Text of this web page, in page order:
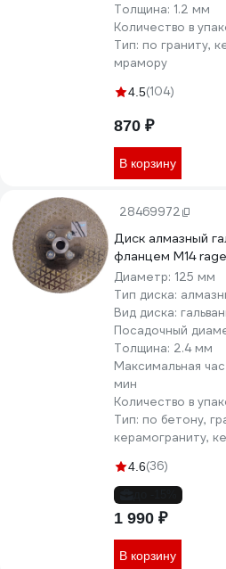
Толщина: 1.2 мм
Количество в
Тип: по граниту,
мрамору
4.5(104)
870 ₽
В корзину
28469972
Диск алмазный
фланцем М14
Диаметр: 125 мм
Тип диска:
Вид диска:
Посадочный
Толщина: 2.4 мм
Максимальная
мин
Количество в
Тип: по бетону,
керамограниту,
4.6(36)
1 990 ₽
В корзину